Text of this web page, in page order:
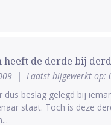
de derde bij
| Laatst bijgewerkt op:
beslag gelegd bij
staat. Toch is deze